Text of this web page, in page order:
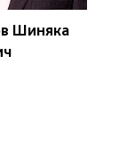
Шиняка